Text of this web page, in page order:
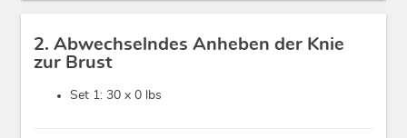
2. Abwechselndes Anheben der Knie
zur Brust
Set 1: 30 x 0 lbs